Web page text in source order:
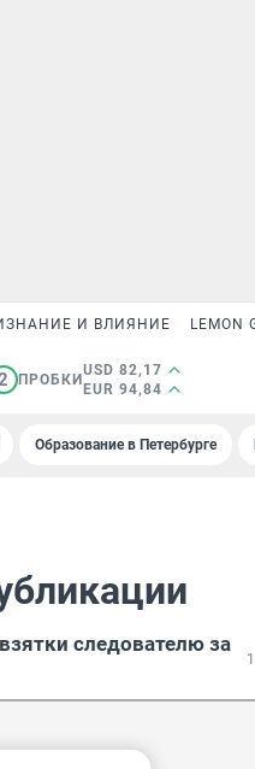
И ВЛИЯНИЕ LEMON
ПРОБКИ
USD 82,17
EUR 94,84
Образование в Петербурге
следователю за